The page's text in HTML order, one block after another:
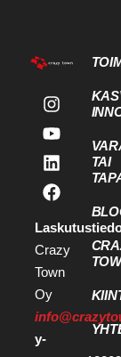
Crazy
Town
Oy
y-
TAI